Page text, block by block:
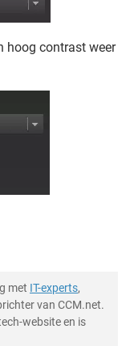
hoog contrast weer
met IT-experts,
van CCM.net.
website en is